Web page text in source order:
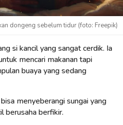
dongeng sebelum tidur (foto: Freepik)
si kancil yang sangat cerdik. Ia
mencari makanan tapi
buaya yang sedang
menyeberangi sungai yang
berusaha berfikir.